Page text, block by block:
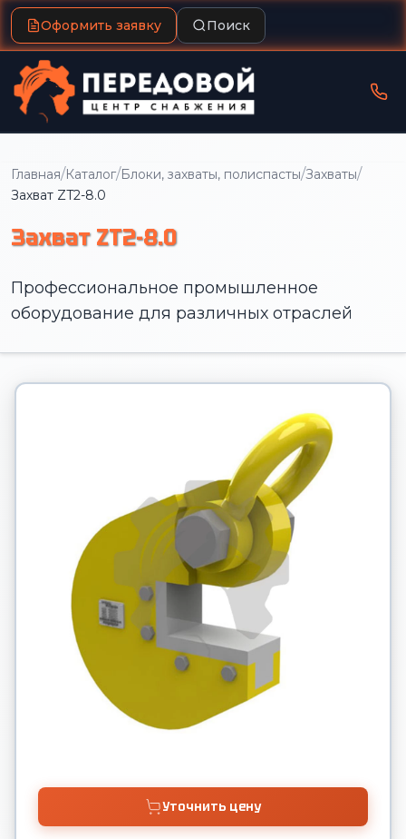
Оформить заявку Поиск
Главная/Каталог/Блоки, захваты, полиспасты/Захваты/
Захват ZT2-8.0
Захват ZT2-8.0
Профессиональное промышленное
оборудование для различных отраслей
Уточнить цену